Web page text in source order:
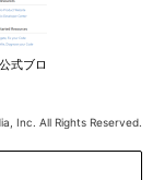
式ブロ
Inc. All Rights Reserved.